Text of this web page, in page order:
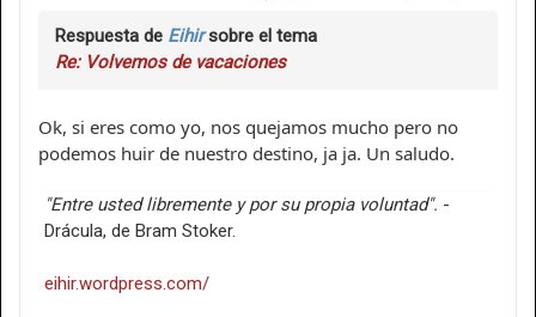
Respuesta de Eihirsobre el tema
Re: Volvemos de vacaciones
Ok, si eres como yo, nos quejamos mucho pero no
podemos huir de nuestro destino, ja ja. Un saludo.
"Entre usted libremente y por su propia voluntad". -
Drácula, de Bram Stoker.
eihir.wordpress.com/